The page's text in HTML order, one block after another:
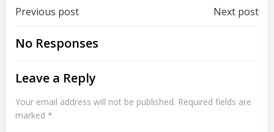
Post
navigation
Previous post Next post
No Responses
Leave a Reply
Your email address will not be published. Required fields are
marked *